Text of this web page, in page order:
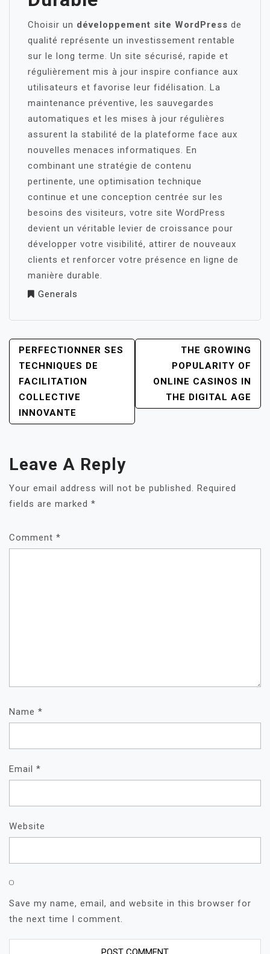
Choisir un développement site WordPress de
qualité représente un investissement rentable
sur le long terme. Un site sécurisé, rapide et
régulièrement mis à jour inspire confiance aux
utilisateurs et favorise leur fidélisation. La
maintenance préventive, les sauvegardes
automatiques et les mises à jour régulières
assurent la stabilité de la plateforme face aux
nouvelles menaces informatiques. En
combinant une stratégie de contenu
pertinente, une optimisation technique
continue et une conception centrée sur les
besoins des visiteurs, votre site WordPress
devient un véritable levier de croissance pour
développer votre visibilité, attirer de nouveaux
clients et renforcer votre présence en ligne de
manière durable.
Generals
POST
NAVIGATION
PERFECTIONNER SES
TECHNIQUES DE
FACILITATION
COLLECTIVE
INNOVANTE
THE GROWING
POPULARITY OF
ONLINE CASINOS IN
THE DIGITAL AGE
Leave A Reply
Your email address will not be published. Required
fields are marked *
Comment *
Name *
Email *
Website
Save my name, email, and website in this browser for
the next time I comment.